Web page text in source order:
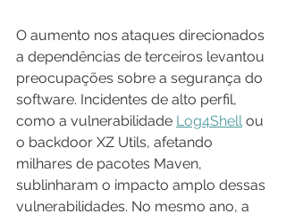
O aumento nos ataques direcionados
a dependências de terceiros levantou
preocupações sobre a segurança do
software. Incidentes de alto perfil,
como a vulnerabilidade Log4Shell ou
o backdoor XZ Utils, afetando
milhares de pacotes Maven,
sublinharam o impacto amplo dessas
vulnerabilidades. No mesmo ano, a